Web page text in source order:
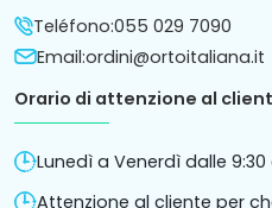
Teléfono:055 029 7090
Email:ordini@ortoitaliana.it
Orario di attenzione al
Lunedì a Venerdì dalle 9:30
Attenzione al cliente per